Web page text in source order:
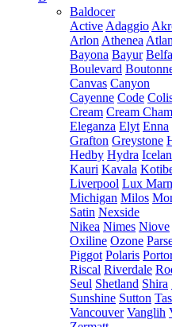
Baldocer
Active Adaggio
Arlon Athenea
Bayona Bayur
Boulevard
Canvas Canyon
Cayenne Code
Cream Cream
Eleganza Elyt Enna
Grafton Greystone
Hedby Hydra
Kauri Kavala
Liverpool Lux
Michigan Milos
Satin Nexside
Nikea Nimes Niove
Oxiline Ozone
Piggot Polaris
Riscal Riverdale
Seul Shetland Shira
Sunshine Sutton
Vancouver Vanglih